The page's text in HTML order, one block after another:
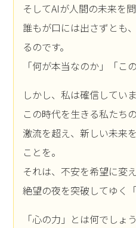
そしてAIが人間の未来を
誰もが口には出さずとも
るのです。
「何が本当なのか」「こ
しかし、私は確信していま
この時代を生きる私たち
激流を超え、新しい未来
ことを。
それは、不安を希望に変
絶望の夜を突破してゆく
「心の力」とは何でしょう